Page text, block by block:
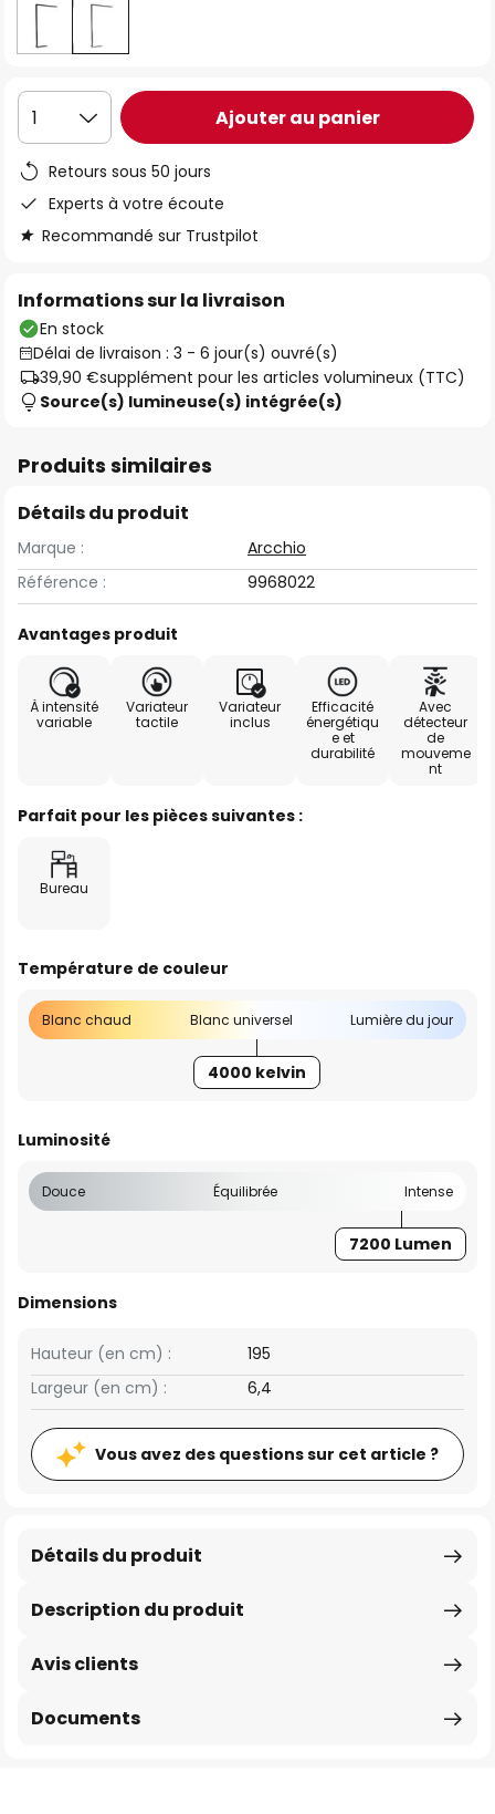
1 Ajouter au panier
Retours sous 50 jours
Experts à votre écoute
Recommandé sur Trustpilot
Informations sur la livraison
En stock
Délai de livraison : 3 - 6 jour(s) ouvré(s)
39,90 €supplément pour les articles volumineux (TTC)
Source(s) lumineuse(s) intégrée(s)
Produits similaires
Détails du produit
Marque :
Arcchio
Référence :
9968022
Avantages produit
À intensité
variable
Variateur
tactile
Variateur
inclus
Efficacité
énergétiqu
e et
durabilité
Avec
détecteur
de
mouveme
nt
Parfait pour les pièces suivantes :
Bureau
Température de couleur
Blanc chaud Blanc universel Lumière du jour
4000 kelvin
Luminosité
Douce Équilibrée Intense
7200 Lumen
Dimensions
Largeur (en cm) : 6,4
Hauteur (en cm) : 195
Vous avez des questions sur cet article ?
Description du produit
Détails du produit
Avis clients
Documents